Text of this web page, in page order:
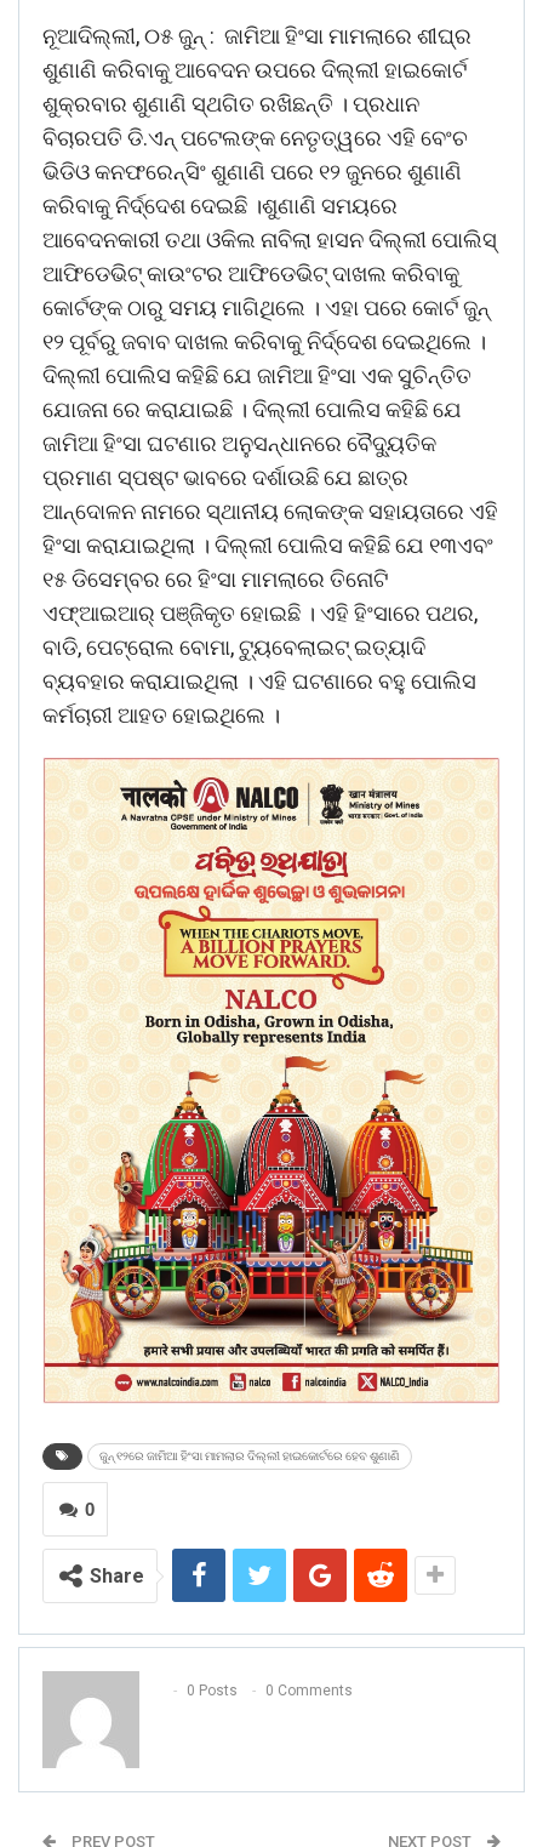
ନୂଆଦିଲ୍ଲୀ, ୦୫ ଜୁନ୍ : ଜାମିଆ ହିଂସା ମାମଲାରେ ଶୀଘ୍ର
ଶୁଣାଣି କରିବାକୁ ଆବେଦନ ଉପରେ ଦିଲ୍ଲୀ ହାଇକୋର୍ଟ
ଶୁକ୍ରବାର ଶୁଣାଣି ସ୍ଥଗିତ ରଖିଛନ୍ତି । ପ୍ରଧାନ
ବିଚାରପତି ଡି.ଏନ୍ ପଟେଲଙ୍କ ନେତୃତ୍ୱରେ ଏହି ବେଂଚ
ଭିଡିଓ କନଫରେନ୍ସିଂ ଶୁଣାଣି ପରେ ୧୨ ଜୁନରେ ଶୁଣାଣି
କରିବାକୁ ନିର୍ଦ୍ଦେଶ ଦେଇଛି ।ଶୁଣାଣି ସମୟରେ
ଆବେଦନକାରୀ ତଥା ଓକିଲ ନାବିଲା ହାସନ ଦିଲ୍ଲୀ ପୋଲିସ୍
ଆଫିଡେଭିଟ୍ କାଉଂଟର ଆଫିଡେଭିଟ୍ ଦାଖଲ କରିବାକୁ
କୋର୍ଟଙ୍କ ଠାରୁ ସମୟ ମାଗିଥିଲେ । ଏହା ପରେ କୋର୍ଟ ଜୁନ୍
୧୨ ପୂର୍ବରୁ ଜବାବ ଦାଖଲ କରିବାକୁ ନିର୍ଦ୍ଦେଶ ଦେଇଥିଲେ ।
ଦିଲ୍ଲୀ ପୋଲିସ କହିଛି ଯେ ଜାମିଆ ହିଂସା ଏକ ସୁଚିନ୍ତିତ
ଯୋଜନା ରେ କରାଯାଇଛି । ଦିଲ୍ଲୀ ପୋଲିସ କହିଛି ଯେ
ଜାମିଆ ହିଂସା ଘଟଣାର ଅନୁସନ୍ଧାନରେ ବୈଦ୍ୟୁତିକ
ପ୍ରମାଣ ସ୍ପଷ୍ଟ ଭାବରେ ଦର୍ଶାଉଛି ଯେ ଛାତ୍ର
ଆନ୍ଦୋଳନ ନାମରେ ସ୍ଥାନୀୟ ଲୋକଙ୍କ ସହାୟତାରେ ଏହି
ହିଂସା କରାଯାଇଥିଲା । ଦିଲ୍ଲୀ ପୋଲିସ କହିଛି ଯେ ୧୩ଏବଂ
୧୫ ଡିସେମ୍ବର ରେ ହିଂସା ମାମଲାରେ ତିନୋଟି
ଏଫ୍‌ଆଇଆର୍ ପଞ୍ଜିକୃତ ହୋଇଛି । ଏହି ହିଂସାରେ ପଥର,
ବାଡି, ପେଟ୍ରୋଲ ବୋମା, ଟ୍ୟୁବେଲାଇଟ୍ ଇତ୍ୟାଦି
ବ୍ୟବହାର କରାଯାଇଥିଲା । ଏହି ଘଟଣାରେ ବହୁ ପୋଲିସ
କର୍ମଚାରୀ ଆହତ ହୋଇଥିଲେ ।
ଜୁନ୍ ୧୨ରେ ଜାମିଆ ହିଂସା ମାମଲାର ଦିଲ୍ଲୀ ହାଇକୋର୍ଟରେ ହେବ ଶୁଣାଣି
0
Share
0 Posts 0 Comments
PREV POST NEXT POST